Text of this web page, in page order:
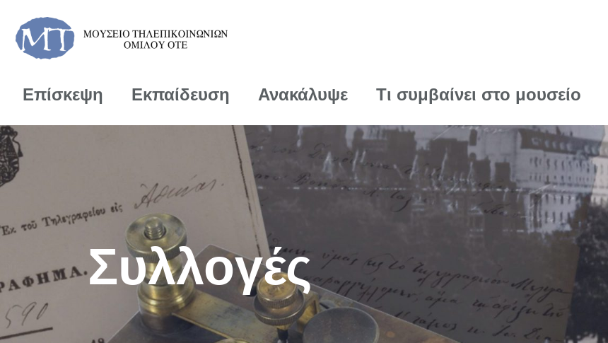
Επίσκεψη Εκπαίδευση Ανακάλυψε Τι συμβαίνει στο μουσείο
Συλλογές